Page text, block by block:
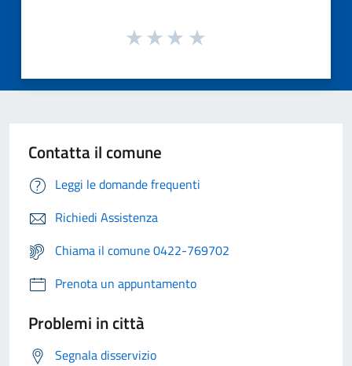
Contatta il comune
Leggi le domande frequenti
Richiedi Assistenza
Chiama il comune 0422-769702
Prenota un appuntamento
Problemi in città
Segnala disservizio